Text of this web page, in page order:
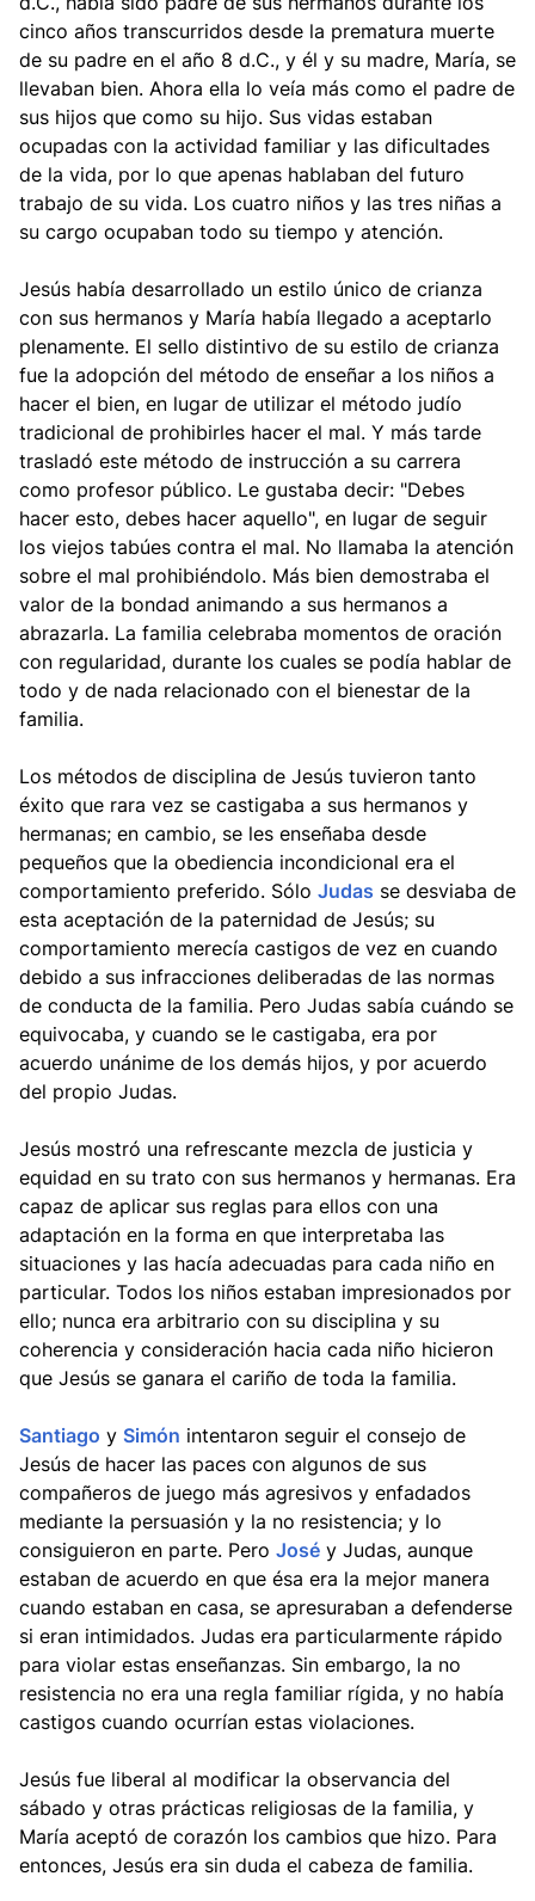
cinco años transcurridos desde la prematura muerte
de su padre en el año 8 d.C., y él y su madre, María, se
llevaban bien. Ahora ella lo veía más como el padre de
sus hijos que como su hijo. Sus vidas estaban
ocupadas con la actividad familiar y las dificultades
de la vida, por lo que apenas hablaban del futuro
trabajo de su vida. Los cuatro niños y las tres niñas a
su cargo ocupaban todo su tiempo y atención.
Jesús había desarrollado un estilo único de crianza
con sus hermanos y María había llegado a aceptarlo
plenamente. El sello distintivo de su estilo de crianza
fue la adopción del método de enseñar a los niños a
hacer el bien, en lugar de utilizar el método judío
tradicional de prohibirles hacer el mal. Y más tarde
trasladó este método de instrucción a su carrera
como profesor público. Le gustaba decir: "Debes
hacer esto, debes hacer aquello", en lugar de seguir
los viejos tabúes contra el mal. No llamaba la atención
sobre el mal prohibiéndolo. Más bien demostraba el
valor de la bondad animando a sus hermanos a
abrazarla. La familia celebraba momentos de oración
con regularidad, durante los cuales se podía hablar de
todo y de nada relacionado con el bienestar de la
familia.
Los métodos de disciplina de Jesús tuvieron tanto
éxito que rara vez se castigaba a sus hermanos y
hermanas; en cambio, se les enseñaba desde
pequeños que la obediencia incondicional era el
comportamiento preferido. Sólo Judas se desviaba de
esta aceptación de la paternidad de Jesús; su
comportamiento merecía castigos de vez en cuando
debido a sus infracciones deliberadas de las normas
de conducta de la familia. Pero Judas sabía cuándo se
equivocaba, y cuando se le castigaba, era por
acuerdo unánime de los demás hijos, y por acuerdo
del propio Judas.
Jesús mostró una refrescante mezcla de justicia y
equidad en su trato con sus hermanos y hermanas. Era
capaz de aplicar sus reglas para ellos con una
adaptación en la forma en que interpretaba las
situaciones y las hacía adecuadas para cada niño en
particular. Todos los niños estaban impresionados por
ello; nunca era arbitrario con su disciplina y su
coherencia y consideración hacia cada niño hicieron
que Jesús se ganara el cariño de toda la familia.
Santiago y Simón intentaron seguir el consejo de
Jesús de hacer las paces con algunos de sus
compañeros de juego más agresivos y enfadados
mediante la persuasión y la no resistencia; y lo
consiguieron en parte. Pero José y Judas, aunque
estaban de acuerdo en que ésa era la mejor manera
cuando estaban en casa, se apresuraban a defenderse
si eran intimidados. Judas era particularmente rápido
para violar estas enseñanzas. Sin embargo, la no
resistencia no era una regla familiar rígida, y no había
castigos cuando ocurrían estas violaciones.
Jesús fue liberal al modificar la observancia del
sábado y otras prácticas religiosas de la familia, y
María aceptó de corazón los cambios que hizo. Para
entonces, Jesús era sin duda el cabeza de familia.